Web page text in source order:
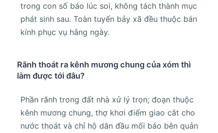
trong con số báo lúc soi, không tách thành mục
phát sinh sau. Toàn tuyến bảy xã đều thuộc bán
kính phục vụ hằng ngày.
Rãnh thoát ra kênh mương chung của xóm thì
làm được tới đâu?
Phần rãnh trong đất nhà xử lý trọn; đoạn thuộc
kênh mương chung, thợ khơi điểm giao cắt cho
nước thoát và chỉ hộ dân đầu mối báo bên quản